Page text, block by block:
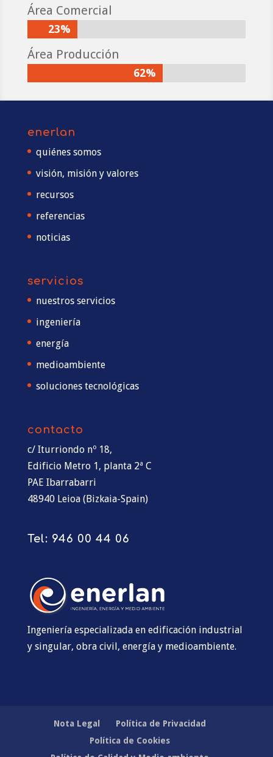
Área Comercial
23%
23%
Área Producción
62%
62%
enerlan
quiénes somos
visión, misión y valores
recursos
referencias
noticias
servicios
nuestros servicios
ingeniería
energía
medioambiente
soluciones tecnológicas
contacto
c/ Iturriondo nº 18,
Edificio Metro 1, planta 2ª C
PAE Ibarrabarri
48940 Leioa (Bizkaia-Spain)
Tel: 946 00 44 06
Ingeniería especializada en edificación industrial
y singular, obra civil, energía y medioambiente.
Nota Legal
Política de Privacidad
Política de Cookies